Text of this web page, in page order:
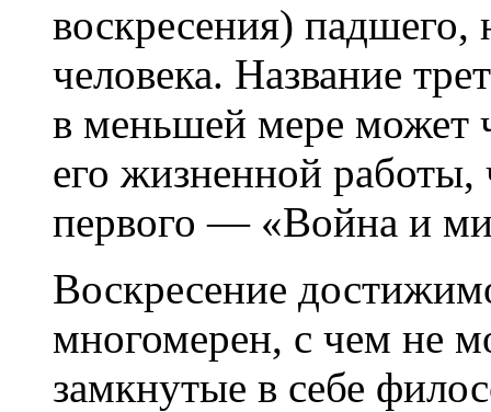
воскресения)
человека. Название
в меньшей мере может
его жизненной работы,
первого — «Война и
Воскресение
многомерен, с чем не
замкнутые в себе